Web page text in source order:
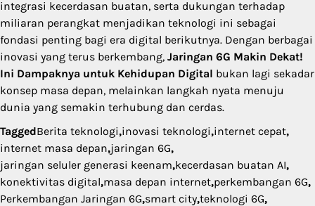
integrasi kecerdasan buatan, serta dukungan terhadap
miliaran perangkat menjadikan teknologi ini sebagai
fondasi penting bagi era digital berikutnya. Dengan berbagai
inovasi yang terus berkembang, Jaringan 6G Makin Dekat!
Ini Dampaknya untuk Kehidupan Digital bukan lagi sekadar
konsep masa depan, melainkan langkah nyata menuju
dunia yang semakin terhubung dan cerdas.
TaggedBerita teknologi,inovasi teknologi,internet cepat,
internet masa depan,jaringan 6G,
jaringan seluler generasi keenam,kecerdasan buatan AI,
konektivitas digital,masa depan internet,perkembangan 6G,
Perkembangan Jaringan 6G,smart city,teknologi 6G,